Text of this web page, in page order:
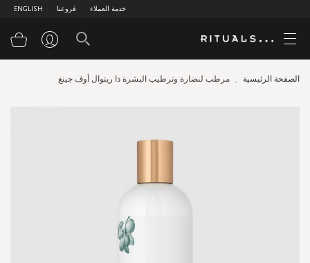
ENGLISH فروعنا خدمة العملاء
الصفحة الرئيسية مرطب لنضارة وترطيب البشرة ذا ريتوال أوف جينغ